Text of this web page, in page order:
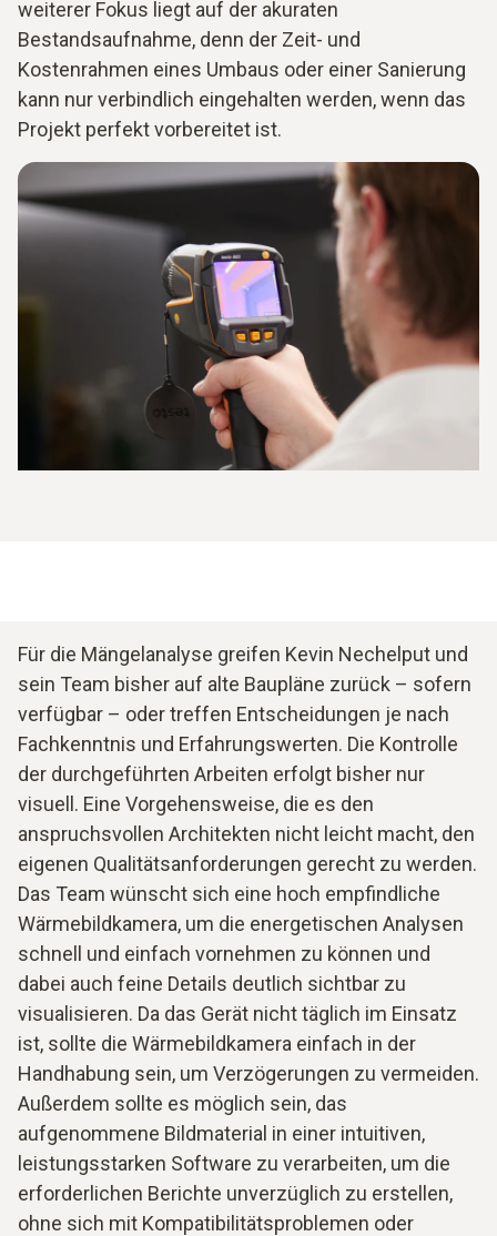
weiterer Fokus liegt auf der akuraten
Bestandsaufnahme, denn der Zeit- und
Kostenrahmen eines Umbaus oder einer Sanierung
kann nur verbindlich eingehalten werden, wenn das
Projekt perfekt vorbereitet ist.
Für die Mängelanalyse greifen Kevin Nechelput und
sein Team bisher auf alte Baupläne zurück – sofern
verfügbar – oder treffen Entscheidungen je nach
Fachkenntnis und Erfahrungswerten. Die Kontrolle
der durchgeführten Arbeiten erfolgt bisher nur
visuell. Eine Vorgehensweise, die es den
anspruchsvollen Architekten nicht leicht macht, den
eigenen Qualitätsanforderungen gerecht zu werden.
Das Team wünscht sich eine hoch empfindliche
Wärmebildkamera, um die energetischen Analysen
schnell und einfach vornehmen zu können und
dabei auch feine Details deutlich sichtbar zu
visualisieren. Da das Gerät nicht täglich im Einsatz
ist, sollte die Wärmebildkamera einfach in der
Handhabung sein, um Verzögerungen zu vermeiden.
Außerdem sollte es möglich sein, das
aufgenommene Bildmaterial in einer intuitiven,
leistungsstarken Software zu verarbeiten, um die
erforderlichen Berichte unverzüglich zu erstellen,
ohne sich mit Kompatibilitätsproblemen oder